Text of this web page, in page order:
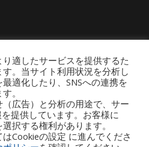
適したサービスを提供するた
。当サイト利用状況を分析し
適化したり、SNSへの連携を
。
広告）と分析の用途で、サー
提供しています。お客様に
択する権利があります。
Cookieの設定 に進んでくださ